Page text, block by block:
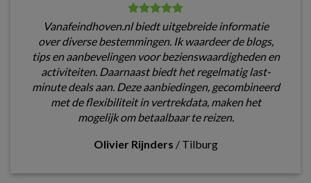
Vanafeindhoven.nl biedt uitgebreide informatie
over diverse bestemmingen. Ik waardeer de blogs,
tips en aanbevelingen voor bezienswaardigheden en
activiteiten. Daarnaast biedt het regelmatig last-
minute deals aan. Deze aanbiedingen, gecombineerd
met de flexibiliteit in vertrekdata, maken het
mogelijk om betaalbaar te reizen.
Olivier Rijnders / Tilburg